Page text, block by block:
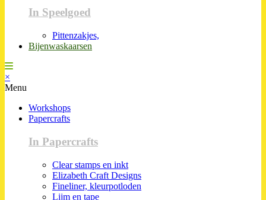
In Speelgoed
Pittenzakjes,
Bijenwaskaarsen
×
Menu
Workshops
Papercrafts
In Papercrafts
Clear stamps en inkt
Elizabeth Craft Designs
Fineliner, kleurpotloden
Lijm en tape